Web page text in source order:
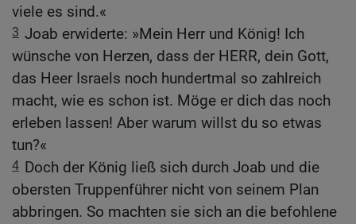
viele es sind.«
3 Joab erwiderte: »Mein Herr und König! Ich
wünsche von Herzen, dass der HERR, dein Gott,
das Heer Israels noch hundertmal so zahlreich
macht, wie es schon ist. Möge er dich das noch
erleben lassen! Aber warum willst du so etwas
tun?«
4 Doch der König ließ sich durch Joab und die
obersten Truppenführer nicht von seinem Plan
abbringen. So machten sie sich an die befohlene